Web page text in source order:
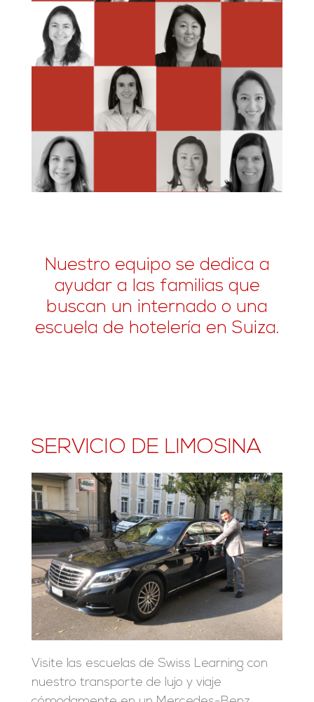
Nuestro equipo se dedica a
ayudar a las familias que
buscan un internado o una
escuela de hotelería en Suiza.
SERVICIO DE LIMOSINA
Visite las escuelas de Swiss Learning con
nuestro transporte de lujo y viaje